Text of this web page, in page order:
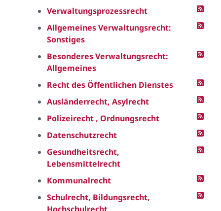
Verwaltungsprozessrecht
Allgemeines Verwaltungsrecht:
Sonstiges
Besonderes Verwaltungsrecht:
Allgemeines
Recht des Öffentlichen Dienstes
Ausländerrecht, Asylrecht
Polizeirecht , Ordnungsrecht
Datenschutzrecht
Gesundheitsrecht,
Lebensmittelrecht
Kommunalrecht
Schulrecht, Bildungsrecht,